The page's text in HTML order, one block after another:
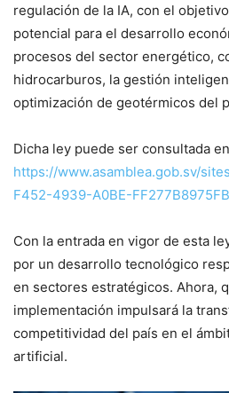
regulación de la IA, con el
potencial para el desarrollo
procesos del sector energético,
hidrocarburos, la gestión
optimización de geotérmicos del
Dicha ley puede ser consultada
https://www.asamblea.gob.sv/
F452-4939-A0BE-
Con la entrada en vigor de esta
por un desarrollo tecnológico
en sectores estratégicos. Ahora,
implementación impulsará la
competitividad del país en el
artificial.